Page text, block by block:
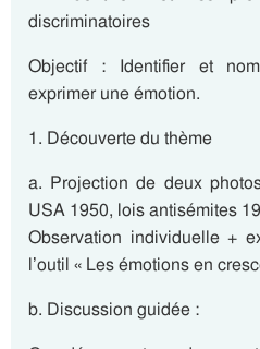
discriminatoires
Objectif : Identifier et
exprimer une émotion.
1. Découverte du thème
a. Projection de deux
USA 1950, lois antisémites
Observation individuelle +
l’outil « Les émotions en
b. Discussion guidée :